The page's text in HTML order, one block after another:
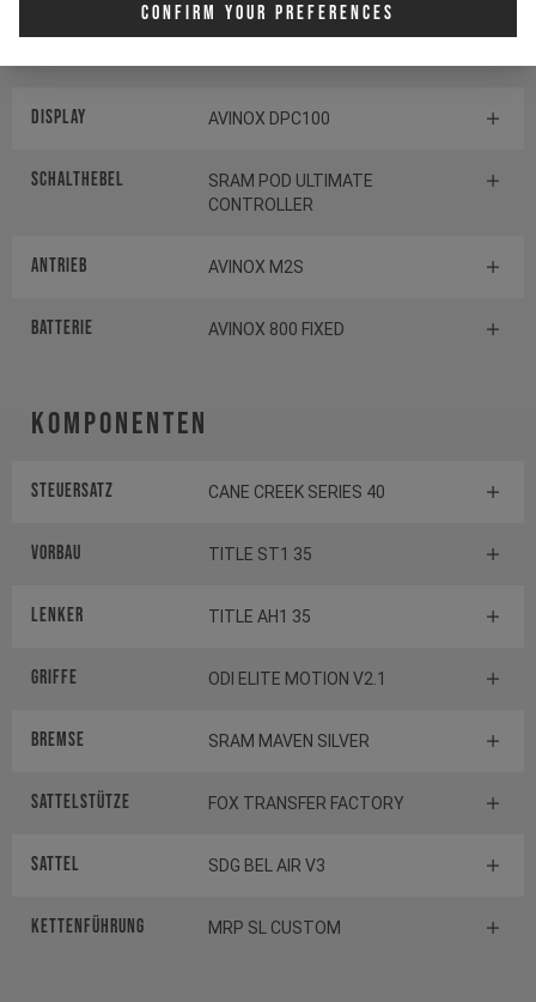
Confirm Your Preferences
Kettenblatt
SRAM EAGLE TRANSMISSION
DISPLAY AVINOX DPC100
Schalthebel
SRAM POD ULTIMATE
CONTROLLER
Antrieb AVINOX M2S
Batterie AVINOX 800 FIXED
Komponenten
Steuersatz CANE CREEK SERIES 40
Vorbau TITLE ST1 35
Lenker TITLE AH1 35
Griffe ODI ELITE MOTION V2.1
Bremse SRAM MAVEN SILVER
Sattelstütze FOX TRANSFER FACTORY
Sattel SDG BEL AIR V3
Kettenführung MRP SL CUSTOM